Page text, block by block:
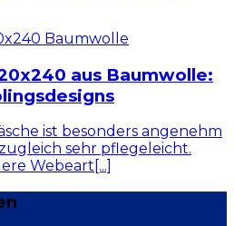
aus Baumwolle:
ist besonders angenehm
sehr pflegeleicht.
Webeart[...]